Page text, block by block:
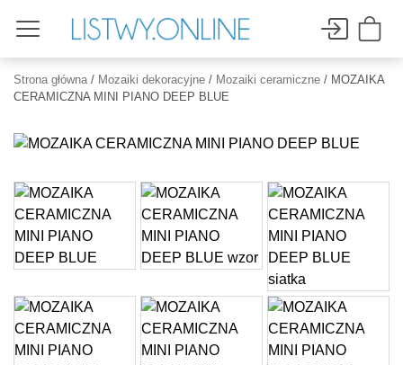
Strona główna/ Mozaiki dekoracyjne / Mozaiki ceramiczne / MOZAIKA
CERAMICZNA MINI PIANO DEEP BLUE